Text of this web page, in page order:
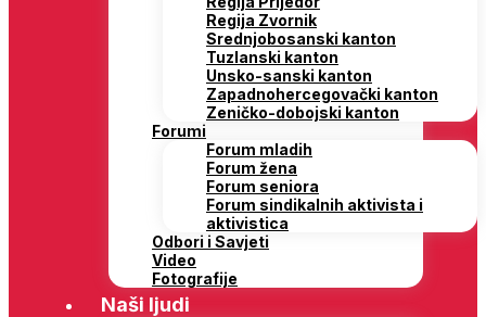
Regija Zvornik
Srednjobosanski kanton
Tuzlanski kanton
Unsko-sanski kanton
Zapadnohercegovački kanton
Zeničko-dobojski kanton
Forumi
Forum mladih
Forum žena
Forum seniora
Forum sindikalnih aktivista i
aktivistica
Odbori i Savjeti
Video
Fotografije
Naši ljudi